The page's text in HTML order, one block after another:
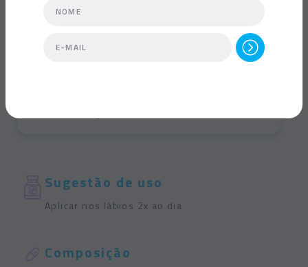
Sugestão de uso
Aplicar nos lábios 2x ao dia
Composição